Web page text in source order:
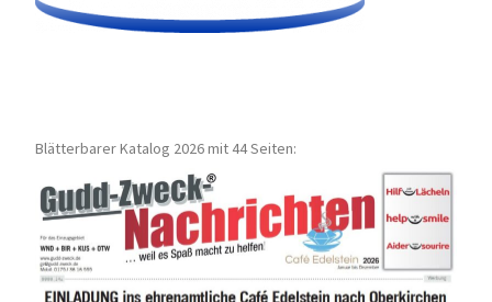
Blätterbarer Katalog 2026 mit 44 Seiten: